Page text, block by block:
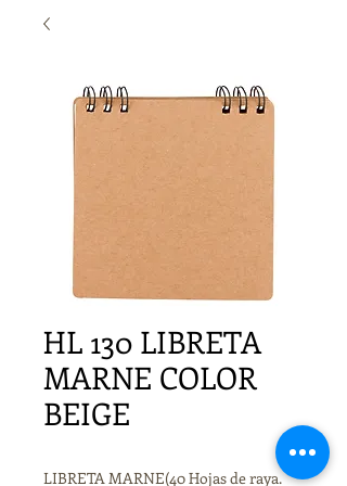
HL 130 LIBRETA
MARNE COLOR
BEIGE
LIBRETA MARNE(40 Hojas de raya.